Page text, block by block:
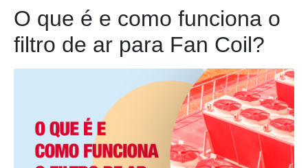
O que é e como funciona o
filtro de ar para Fan Coil?